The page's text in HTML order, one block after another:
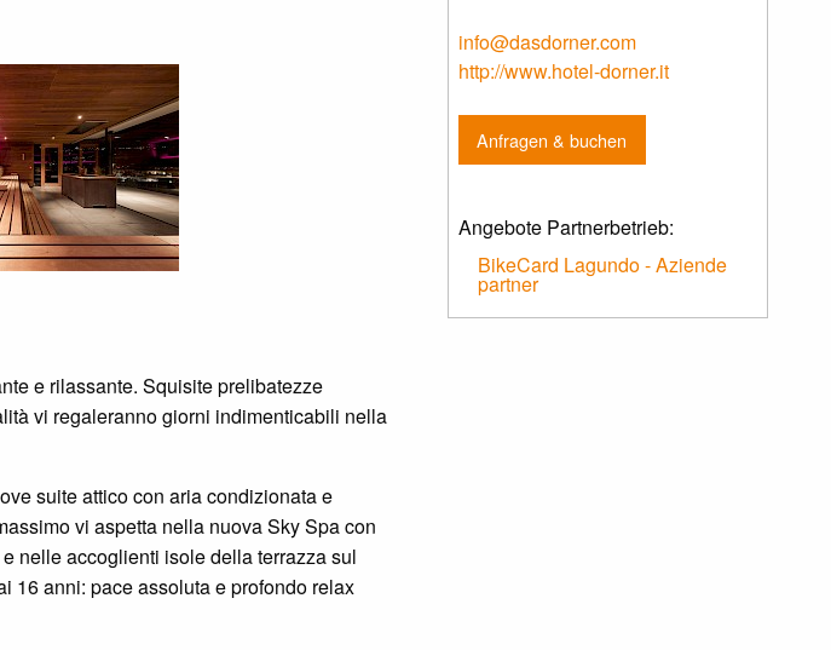
e rilassante. Squisite prelibatezze
vi regaleranno giorni indimenticabili nella
suite attico con aria condizionata e
vi aspetta nella nuova Sky Spa con
nelle accoglienti isole della terrazza sul
16 anni: pace assoluta e profondo relax
info@dasdorner.com
http://www.hotel-dorner.it
Anfragen & buchen
Angebote Partnerbetrieb:
BikeCard Lagundo - Aziende
partner